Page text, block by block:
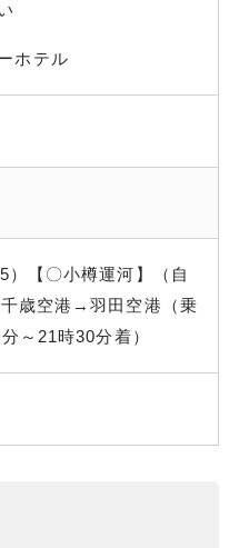
ホテル
）【〇小樽運河】（自
歳空港→羽田空港（乗
～21時30分着）